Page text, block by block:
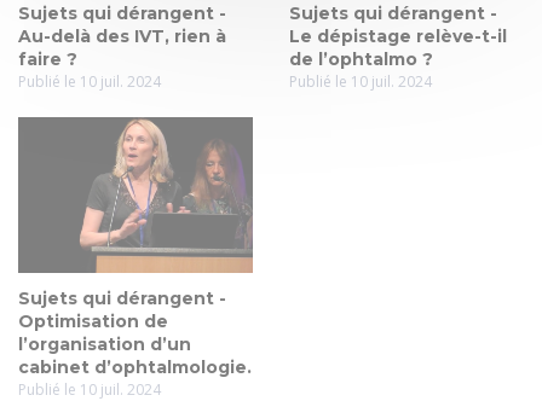
Sujets qui dérangent -
Au-delà des IVT, rien à
faire ?
Publié le 10 juil. 2024
Sujets qui dérangent -
Le dépistage relève-t-il
de l’ophtalmo ?
Publié le 10 juil. 2024
Sujets qui dérangent -
Optimisation de
l’organisation d’un
cabinet d’ophtalmologie.
Publié le 10 juil. 2024